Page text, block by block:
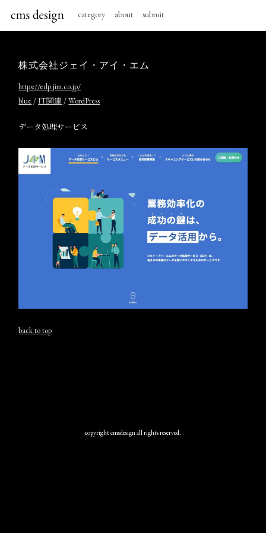
category about submit
株式会社ジェイ・アイ・エム
https://edp.jim.co.jp/
blue /IT関連 /WordPress
データ処理サービス
back to top
copyright cmsdesign all rights reserved.